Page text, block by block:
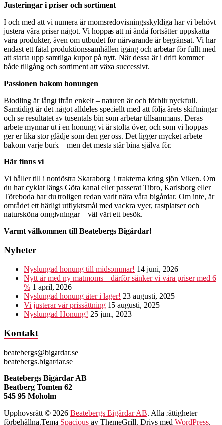
Justeringar i priser och sortiment
I och med att vi numera är momsredovisningsskyldiga har vi behövt
justera våra priser något. Vi hoppas att ni ändå fortsätter uppskatta
våra produkter, även om utbudet för närvarande är begränsat. Vi har
endast ett fåtal produktionssamhällen igång och arbetar för fullt med
att starta upp samtliga kupor på nytt. När dessa är i drift kommer
både tillgång och sortiment att växa successivt.
Passionen bakom honungen
Biodling är långt ifrån enkelt – naturen är och förblir nyckfull.
Samtidigt är det något alldeles speciellt med att följa årets skiftningar
och se resultatet av tusentals bin som arbetar tillsammans. Deras
arbete mynnar ut i en honung vi är stolta över, och som vi hoppas
ger er lika stor glädje som den ger oss. Det ligger mycket arbete
bakom varje burk – men det mesta står bina själva för.
Här finns vi
Vi håller till i nordöstra Skaraborg, i trakterna kring sjön Viken. Om
du har cyklat längs Göta kanal eller passerat Tibro, Karlsborg eller
Töreboda har du troligen redan varit nära våra bigårdar. Om inte, är
området ett härligt utflyktsmål med vackra vyer, rastplatser och
natursköna omgivningar – väl värt ett besök.
Varmt välkommen till Beatebergs Bigårdar!
Nyheter
Nyslungad honung till midsommar! 14 juni, 2026
Nytt år med ny matmoms – därför sänker vi våra priser med 6
% 1 april, 2026
Nyslungad honung åter i lager! 23 augusti, 2025
Vi justerar vår prissättning 15 augusti, 2025
Nyslungad Honung! 25 juni, 2023
Kontakt
beatebergs@bigardar.se
beatebergs.bigardar.se
Beatebergs Bigårdar AB
Beatberg Tomten 62
545 95 Moholm
Upphovsrätt © 2026 Beatebergs Bigårdar AB. Alla rättigheter
förbehållna.Tema Spacious av ThemeGrill. Drivs med WordPress.